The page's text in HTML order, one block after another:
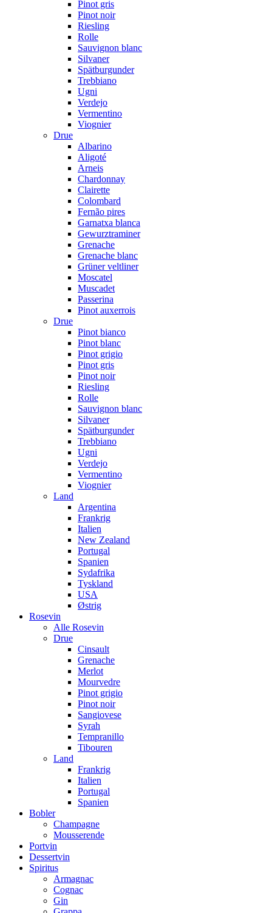
Pinot gris
Pinot noir
Riesling
Rolle
Sauvignon blanc
Silvaner
Spätburgunder
Trebbiano
Ugni
Verdejo
Vermentino
Viognier
Drue
Albarino
Aligoté
Arneis
Chardonnay
Clairette
Colombard
Fernão pires
Garnatxa blanca
Gewurztraminer
Grenache
Grenache blanc
Grüner veltliner
Moscatel
Muscadet
Passerina
Pinot auxerrois
Drue
Pinot bianco
Pinot blanc
Pinot grigio
Pinot gris
Pinot noir
Riesling
Rolle
Sauvignon blanc
Silvaner
Spätburgunder
Trebbiano
Ugni
Verdejo
Vermentino
Viognier
Land
Argentina
Frankrig
Italien
New Zealand
Portugal
Spanien
Sydafrika
Tyskland
USA
Østrig
Rosevin
Alle Rosevin
Drue
Cinsault
Grenache
Merlot
Mourvedre
Pinot grigio
Pinot noir
Sangiovese
Syrah
Tempranillo
Tibouren
Land
Frankrig
Italien
Portugal
Spanien
Bobler
Champagne
Mousserende
Portvin
Dessertvin
Spiritus
Armagnac
Cognac
Gin